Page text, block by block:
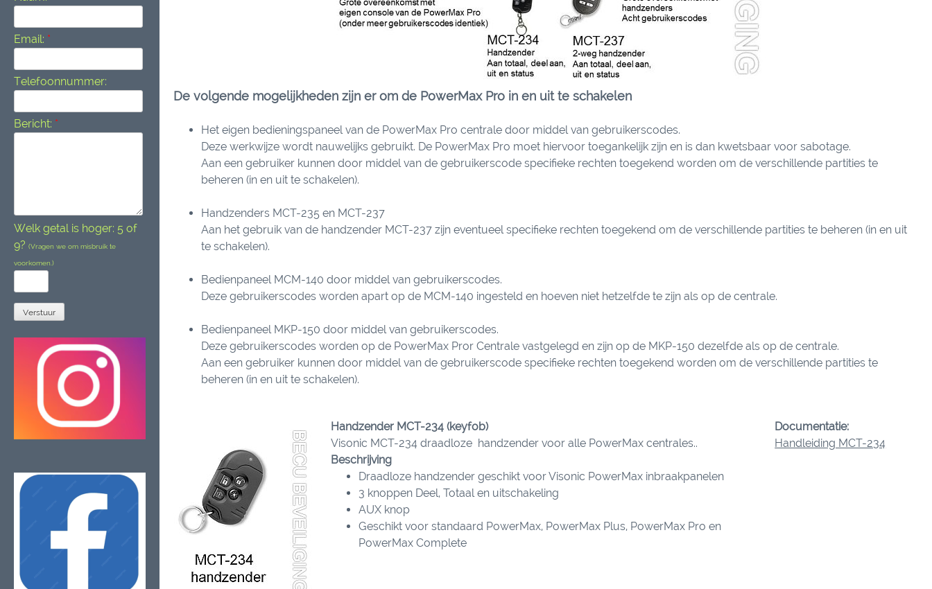
De volgende mogelijkheden zijn er om de PowerMax Pro in en uit te schakelen
Het eigen bedieningspaneel van de PowerMax Pro centrale door middel van gebruikerscodes.
Deze werkwijze wordt nauwelijks gebruikt. De PowerMax Pro moet hiervoor toegankelijk zijn en is dan kwetsbaar voor sabotage.
Aan een gebruiker kunnen door middel van de gebruikerscode specifieke rechten toegekend worden om de verschillende partities te
beheren (in en uit te schakelen).
Handzenders MCT-235 en MCT-237
Aan het gebruik van de handzender MCT-237 zijn eventueel specifieke rechten toegekend om de verschillende partities te beheren (in en uit
te schakelen).
Bedienpaneel MCM-140 door middel van gebruikerscodes.
Deze gebruikerscodes worden apart op de MCM-140 ingesteld en hoeven niet hetzelfde te zijn als op de centrale.
Bedienpaneel MKP-150 door middel van gebruikerscodes.
Deze gebruikerscodes worden op de PowerMax Pror Centrale vastgelegd en zijn op de MKP-150 dezelfde als op de centrale.
Aan een gebruiker kunnen door middel van de gebruikerscode specifieke rechten toegekend worden om de verschillende partities te
beheren (in en uit te schakelen).
Handzender MCT-234 (keyfob)
Visonic MCT-234 draadloze handzender voor alle PowerMax centrales..
Beschrijving
Draadloze handzender geschikt voor Visonic PowerMax inbraakpanelen
3 knoppen Deel, Totaal en uitschakeling
AUX knop
Geschikt voor standaard PowerMax, PowerMax Plus, PowerMax Pro en
PowerMax Complete
Documentatie:
Handleiding MCT-234
Email: *
Telefoonnummer:
Bericht: *
Welk getal is hoger: 5 of
9? (Vragen we om misbruik te
voorkomen.)